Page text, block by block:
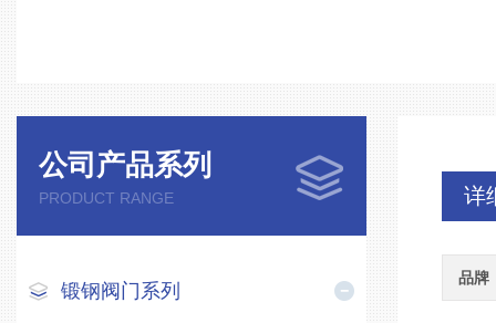
公司产品系列
PRODUCT RANGE
锻钢阀门系列
详
品牌